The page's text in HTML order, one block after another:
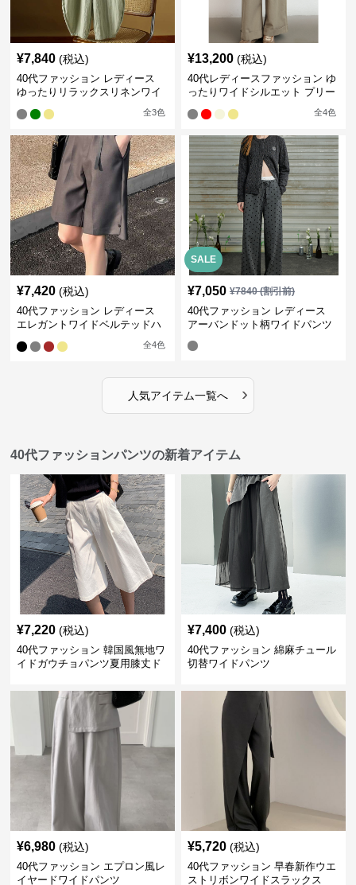
¥7,840 (税込)
40代ファッション レディース
ゆったりリラックスリネンワイ
全3色
¥13,200 (税込)
40代レディースファッション ゆ
ったりワイドシルエット プリー
全4色
¥7,420 (税込)
40代ファッション レディース
エレガントワイドベルテッドハ
全4色
SALE
¥7,050 ¥7840(割引前)
40代ファッション レディース
アーバンドット柄ワイドパンツ
人気アイテム一覧へ ›
40代ファッションパンツの新着アイテム
¥7,220 (税込)
40代ファッション 韓国風無地ワ
イドガウチョパンツ夏用膝丈ド
¥7,400 (税込)
40代ファッション 綿麻チュール
切替ワイドパンツ
¥6,980 (税込)
40代ファッション エプロン風レ
イヤードワイドパンツ
¥5,720 (税込)
40代ファッション 早春新作ウエ
ストリボンワイドスラックス